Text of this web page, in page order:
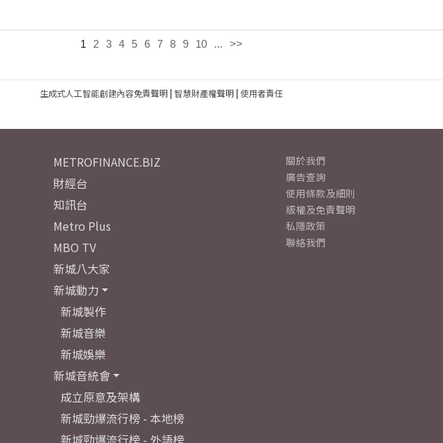
1 2 3 4 5 6 7 8 9 10 ... >>
生成式人工智能創建內容免責聲明| 智慧財產權聲明| 使用者責任
METROFINANCE.BIZ
財經台
知訊台
Metro Plus
MBO TV
新城八大家
新城動力
新城製作
新城音樂
新城娛樂
新城音統會
成立原意及架構
新城勁爆流行榜 - 本地榜
新城勁爆流行榜 - 外語榜
關於我們
廣告查詢
使用條款及細則
版權及免責聲明
私隱政策
聯絡我們